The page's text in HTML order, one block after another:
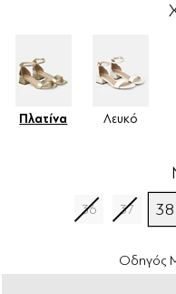
Πλατίνα Λευκό
36 37 38
Οδηγός